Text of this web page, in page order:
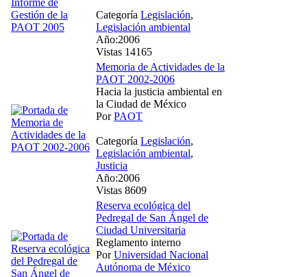
Categoría Legislación,
Legislación ambiental
Año:2006
Vistas 14165
Memoria de Actividades de la
PAOT 2002-2006
Hacia la justicia ambiental en
la Ciudad de México
PorPAOT
Categoría Legislación,
Legislación ambiental,
Justicia
Año:2006
Vistas 8609
Reserva ecológica del
Pedregal de San Ángel de
Ciudad Universitaria
Reglamento interno
PorUniversidad Nacional
Autónoma de México